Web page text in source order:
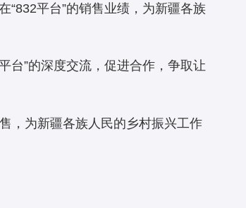
平台”的销售业绩，为新疆各族
台”的深度交流，促进合作，争取让
，为新疆各族人民的乡村振兴工作